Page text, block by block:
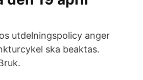
utdelningspolicy anger
ska beaktas.